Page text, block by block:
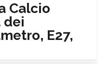
Calcio
dei
E27,